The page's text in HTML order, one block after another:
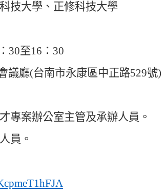
技大學 、 正修科技大學
：30至16 ：30
議廳(台南市永康區中正路529號)
專案辦公室主管及承辦人員 。
員 。